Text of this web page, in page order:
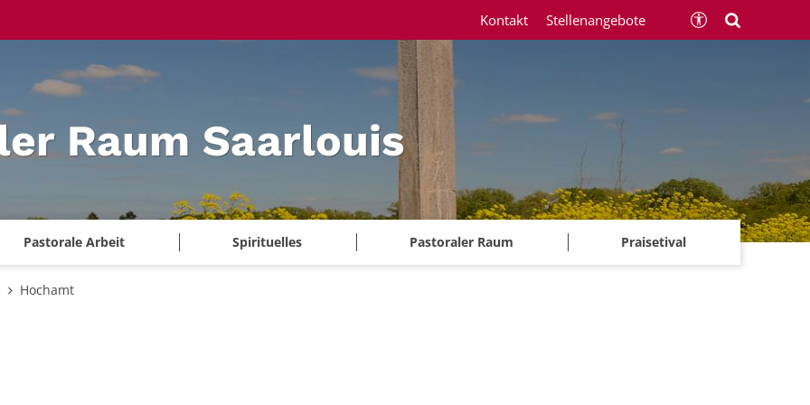
Raum Saarlouis
Pastorale Arbeit Spirituelles Pastoraler Raum Praisetival
Kontakt Stellenangebote
Hochamt